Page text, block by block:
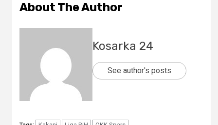
About The Author
Kosarka 24
See author's posts